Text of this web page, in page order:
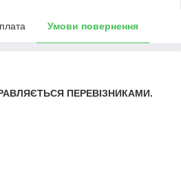
Умови повернення
ПЕРЕВІЗНИКАМИ.